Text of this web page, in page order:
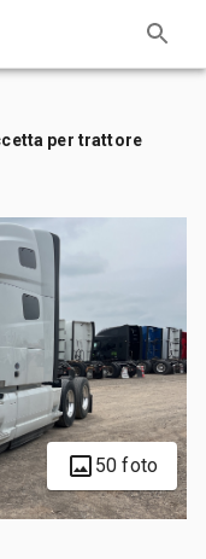
per trattore
50 foto